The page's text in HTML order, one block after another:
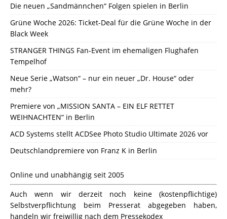
Die neuen „Sandmännchen“ Folgen spielen in Berlin
Grüne Woche 2026: Ticket-Deal für die Grüne Woche in der
Black Week
STRANGER THINGS Fan-Event im ehemaligen Flughafen
Tempelhof
Neue Serie „Watson“ – nur ein neuer „Dr. House“ oder
mehr?
Premiere von „MISSION SANTA – EIN ELF RETTET
WEIHNACHTEN“ in Berlin
ACD Systems stellt ACDSee Photo Studio Ultimate 2026 vor
Deutschlandpremiere von Franz K in Berlin
Online und unabhängig seit 2005
Auch wenn wir derzeit noch keine (kostenpflichtige)
Selbstverpflichtung beim Presserat abgegeben haben,
handeln wir freiwillig nach dem Pressekodex